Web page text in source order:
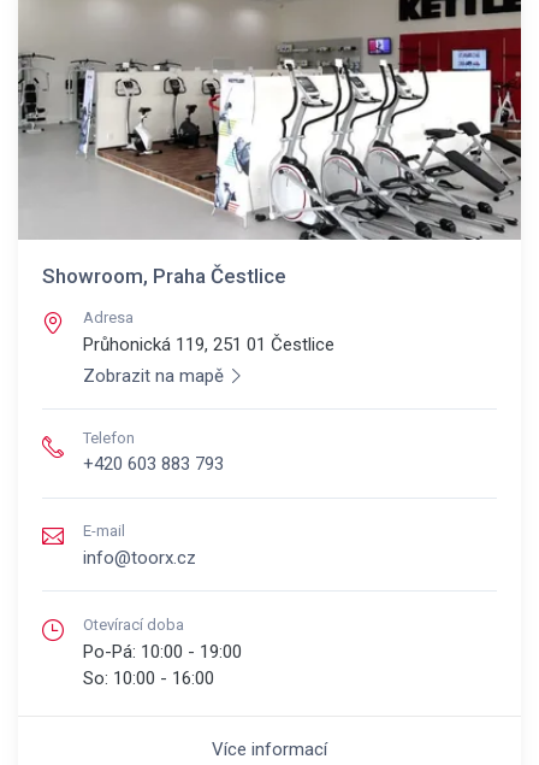
Showroom, Praha Čestlice
Adresa
Průhonická 119, 251 01 Čestlice
Zobrazit na mapě
Telefon
+420 603 883 793
E-mail
info@toorx.cz
Otevírací doba
Po-Pá: 10:00 - 19:00
So: 10:00 - 16:00
Více informací